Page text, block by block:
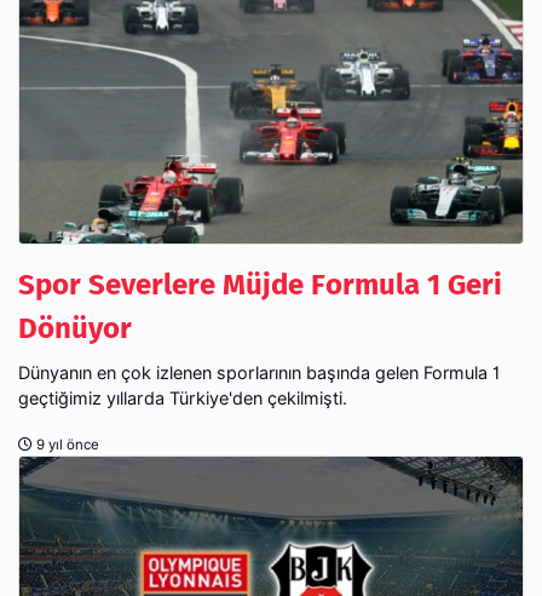
Spor Severlere Müjde Formula 1 Geri
Dönüyor
Dünyanın en çok izlenen sporlarının başında gelen Formula 1
geçtiğimiz yıllarda Türkiye'den çekilmişti.
9 yıl önce